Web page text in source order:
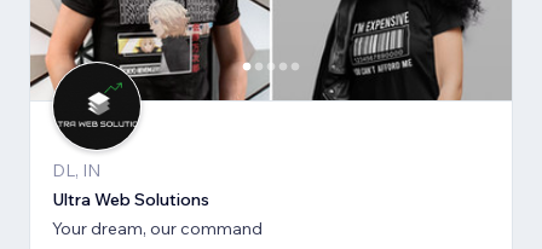
DL, IN
Ultra Web Solutions
Your dream, our command